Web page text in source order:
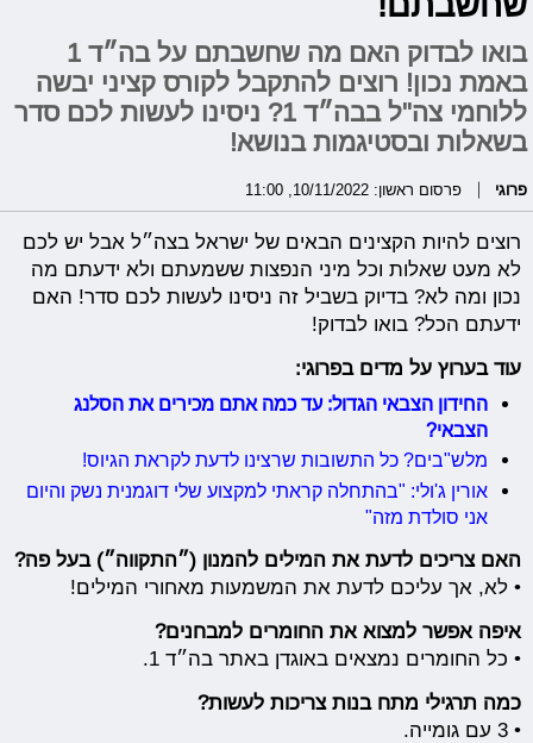
בואו לבדוק האם מה שחשבתם על בה״ד 1
באמת נכון! רוצים להתקבל לקורס קציני יבשה
ללוחמי צה"ל בבה״ד 1? ניסינו לעשות לכם סדר
בשאלות ובסטיגמות בנושא!
פרוגי פרסום ראשון: 10/11/2022, 11:00
רוצים להיות הקצינים הבאים של ישראל בצה״ל אבל יש לכם
לא מעט שאלות וכל מיני הנפצות ששמעתם ולא ידעתם מה
נכון ומה לא? בדיוק בשביל זה ניסינו לעשות לכם סדר! האם
ידעתם הכל? בואו לבדוק!
עוד בערוץ על מדים בפרוגי:
החידון הצבאי הגדול: עד כמה אתם מכירים את הסלנג
הצבאי?
מלש"בים? כל התשובות שרצינו לדעת לקראת הגיוס!
אורין ג'ולי: "בהתחלה קראתי למקצוע שלי דוגמנית נשק והיום
אני סולדת מזה"
האם צריכים לדעת את המילים להמנון (״התקווה״) בעל פה?
• לא, אך עליכם לדעת את המשמעות מאחורי המילים!
איפה אפשר למצוא את החומרים למבחנים?
• כל החומרים נמצאים באוגדן באתר בה״ד 1.
כמה תרגילי מתח בנות צריכות לעשות?
• 3 עם גומייה.